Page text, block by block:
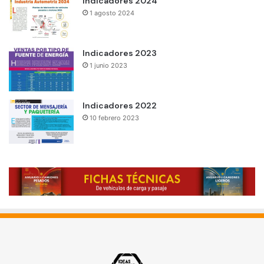
1 agosto 2024
Indicadores 2023
1 junio 2023
Indicadores 2022
10 febrero 2023